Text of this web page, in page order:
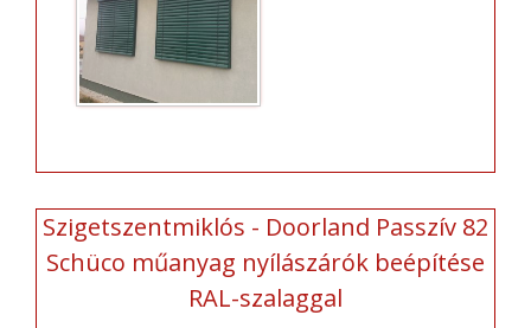
Szigetszentmiklós - Doorland Passzív 82
Schüco műanyag nyílászárók beépítése
RAL-szalaggal